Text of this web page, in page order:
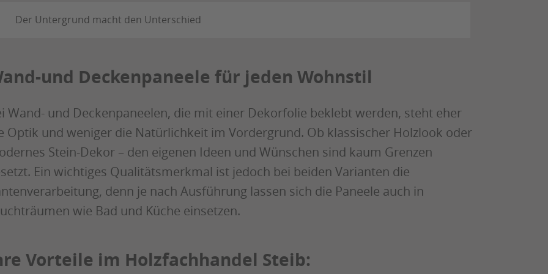
Der Untergrund macht den Unterschied
und Deckenpaneele für jeden Wohnstil
Wand- und Deckenpaneelen, die mit einer Dekorfolie beklebt werden, steht eher
Optik und weniger die Natürlichkeit im Vordergrund. Ob klassischer Holzlook oder
Stein-Dekor – den eigenen Ideen und Wünschen sind kaum Grenzen
Ein wichtiges Qualitätsmerkmal ist jedoch bei beiden Varianten die
denn je nach Ausführung lassen sich die Paneele auch in
wie Bad und Küche einsetzen.
Vorteile im Holzfachhandel Steib: